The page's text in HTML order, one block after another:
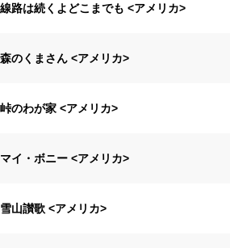
線路は続くよどこまでも <アメリカ>
森のくまさん <アメリカ>
峠のわが家 <アメリカ>
マイ・ボニー <アメリカ>
雪山讃歌 <アメリカ>